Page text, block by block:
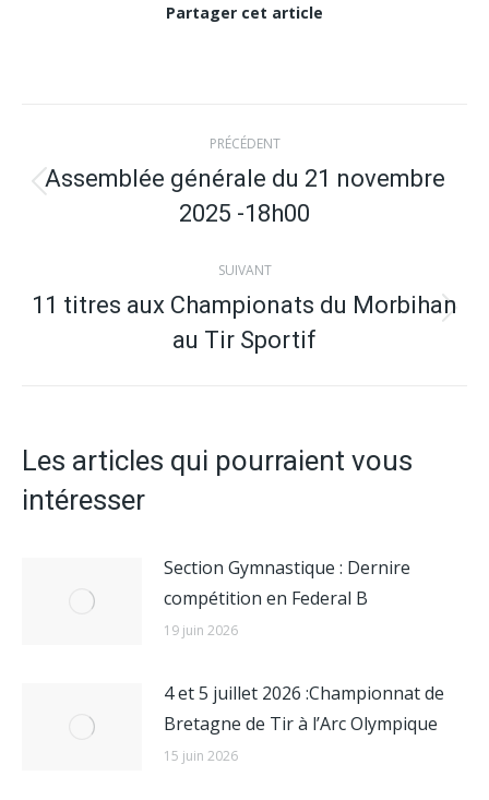
Partager cet article
Navigation
article
PRÉCÉDENT
précédent
Assemblée générale du 21 novembre
2025 -18h00
SUIVANT
suivant
11 titres aux Championats du Morbihan
au Tir Sportif
Les articles qui pourraient vous
intéresser
Section Gymnastique : Dernire
compétition en Federal B
19 juin 2026
4 et 5 juillet 2026 :Championnat de
Bretagne de Tir à l’Arc Olympique
15 juin 2026